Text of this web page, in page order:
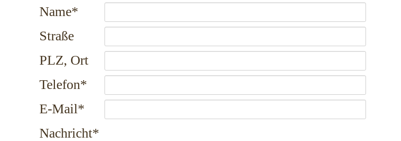
Pflichtfeld
Name*
Straße
PLZ, Ort
Pflichtfeld
Telefon*
Pflichtfeld
E-Mail*
Pflichtfeld
Nachricht*